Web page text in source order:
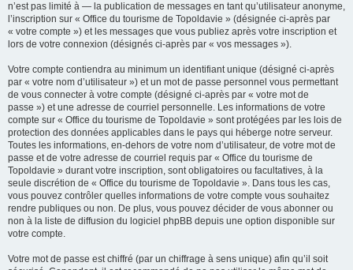
n’est pas limité à — la publication de messages en tant qu’utilisateur anonyme,
l’inscription sur « Office du tourisme de Topoldavie » (désignée ci-après par
« votre compte ») et les messages que vous publiez après votre inscription et
lors de votre connexion (désignés ci-après par « vos messages »).
Votre compte contiendra au minimum un identifiant unique (désigné ci-après
par « votre nom d’utilisateur ») et un mot de passe personnel vous permettant
de vous connecter à votre compte (désigné ci-après par « votre mot de
passe ») et une adresse de courriel personnelle. Les informations de votre
compte sur « Office du tourisme de Topoldavie » sont protégées par les lois de
protection des données applicables dans le pays qui héberge notre serveur.
Toutes les informations, en-dehors de votre nom d’utilisateur, de votre mot de
passe et de votre adresse de courriel requis par « Office du tourisme de
Topoldavie » durant votre inscription, sont obligatoires ou facultatives, à la
seule discrétion de « Office du tourisme de Topoldavie ». Dans tous les cas,
vous pouvez contrôler quelles informations de votre compte vous souhaitez
rendre publiques ou non. De plus, vous pouvez décider de vous abonner ou
non à la liste de diffusion du logiciel phpBB depuis une option disponible sur
votre compte.
Votre mot de passe est chiffré (par un chiffrage à sens unique) afin qu’il soit